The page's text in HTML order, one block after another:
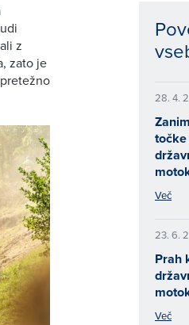
z
zato je
28. 4.
Več
23. 6.
Prah
Več